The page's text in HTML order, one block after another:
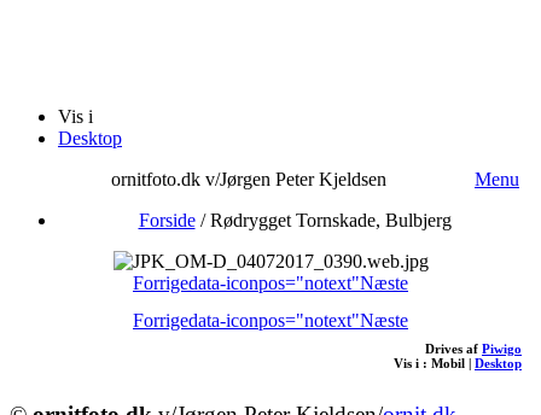
Vis i
Desktop
ornitfoto.dk v/Jørgen Peter Kjeldsen
Menu
Forside/Rødrygget Tornskade, Bulbjerg
Forrigedata-iconpos="notext"Næste
Forrigedata-iconpos="notext"Næste
Drives af Piwigo
Vis i : Mobil | Desktop